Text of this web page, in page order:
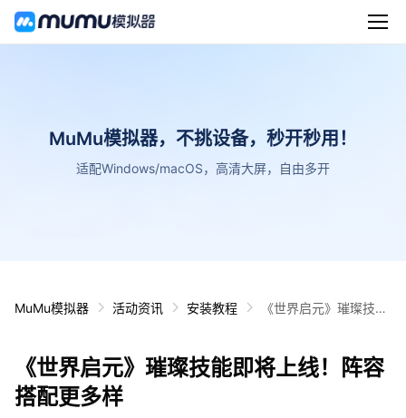
MuMu模拟器，不挑设备，秒开秒用！
适配Windows/macOS，高清大屏，自由多开
MuMu模拟器 活动资讯 安装教程
《世界启元》璀璨技能
《世界启元》璀璨技能即将上线！阵容
搭配更多样